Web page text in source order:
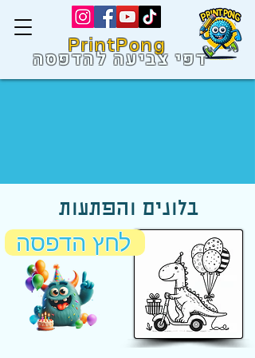
PrintPong
דפי צביעה להדפסה
בלונים והפתעות
לחץ הדפסה